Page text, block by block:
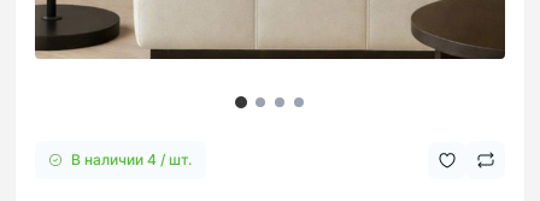
В наличии 4 / шт.